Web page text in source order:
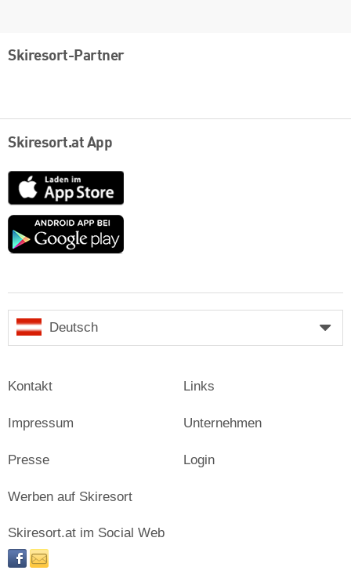
Skiresort-Partner
Skiresort.at App
App
Store
Google
Deutsch
Kontakt
Impressum
Presse
Links
Unternehmen
Login
Werben auf Skiresort
Skiresort.at im Social Web
facebooknewsletter